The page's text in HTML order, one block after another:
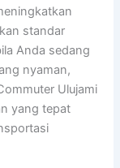
standar
Anda sedang
nyaman,
Ulujami
yang tepat